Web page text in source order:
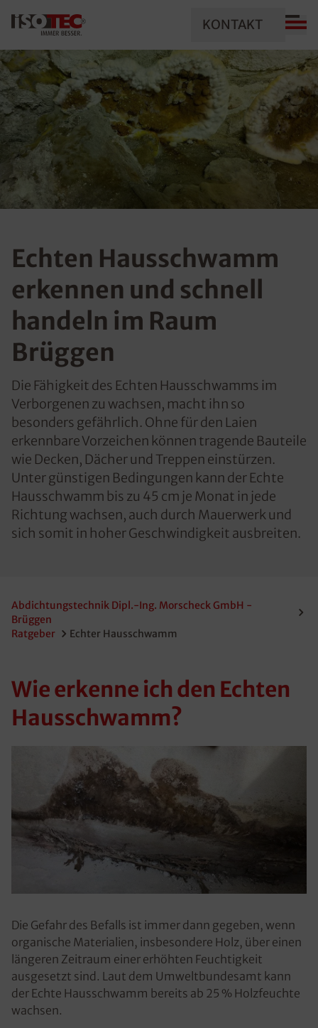
KONTAKT
Echten Hausschwamm
erkennen und schnell
handeln im Raum
Brüggen
Die Fähigkeit des Echten Hausschwamms im
Verborgenen zu wachsen, macht ihn so
besonders gefährlich. Ohne für den Laien
erkennbare Vorzeichen können tragende Bauteile
wie Decken, Dächer und Treppen einstürzen.
Unter günstigen Bedingungen kann der Echte
Hausschwamm bis zu 45 cm je Monat in jede
Richtung wachsen, auch durch Mauerwerk und
sich somit in hoher Geschwindigkeit ausbreiten.
Abdichtungstechnik Dipl.-Ing. Morscheck GmbH -
Brüggen
Ratgeber
Echter Hausschwamm
Wie erkenne ich den Echten
Hausschwamm?
Die Gefahr des Befalls ist immer dann gegeben, wenn
organische Materialien, insbesondere Holz, über einen
längeren Zeitraum einer erhöhten Feuchtigkeit
ausgesetzt sind. Laut dem Umweltbundesamt kann
der Echte Hausschwamm bereits ab 25 % Holzfeuchte
wachsen.